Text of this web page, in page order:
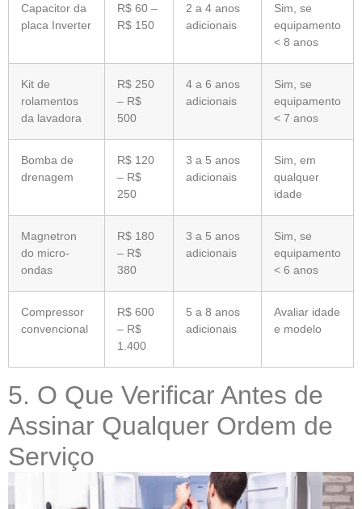
Capacitor da
placa Inverter
R$ 60 –
R$ 150
2 a 4 anos
adicionais
Sim, se
equipamento
< 8 anos
Kit de
rolamentos
da lavadora
R$ 250
– R$
500
4 a 6 anos
adicionais
Sim, se
equipamento
< 7 anos
Bomba de
drenagem
R$ 120
– R$
250
3 a 5 anos
adicionais
Sim, em
qualquer
idade
Magnetron
do micro-
ondas
R$ 180
– R$
380
3 a 5 anos
adicionais
Sim, se
equipamento
< 6 anos
Compressor
convencional
R$ 600
– R$
1.400
5 a 8 anos
adicionais
Avaliar idade
e modelo
5. O Que Verificar Antes de
Assinar Qualquer Ordem de
Serviço